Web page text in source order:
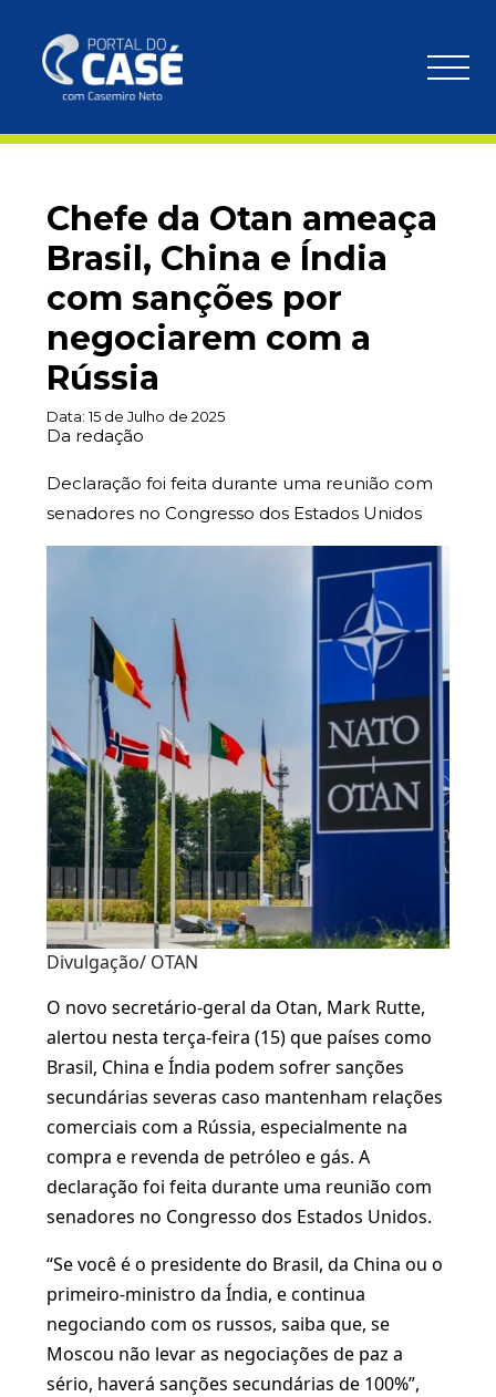
Chefe da Otan ameaça
Brasil, China e Índia
com sanções por
negociarem com a
Rússia
Data:15 de Julho de 2025
Da redação
Declaração foi feita durante uma reunião com
senadores no Congresso dos Estados Unidos
Divulgação/ OTAN
O novo secretário-geral da Otan, Mark Rutte,
alertou nesta terça-feira (15) que países como
Brasil, China e Índia podem sofrer sanções
secundárias severas caso mantenham relações
comerciais com a Rússia, especialmente na
compra e revenda de petróleo e gás. A
declaração foi feita durante uma reunião com
senadores no Congresso dos Estados Unidos.
“Se você é o presidente do Brasil, da China ou o
primeiro-ministro da Índia, e continua
negociando com os russos, saiba que, se
Moscou não levar as negociações de paz a
sério, haverá sanções secundárias de 100%”,